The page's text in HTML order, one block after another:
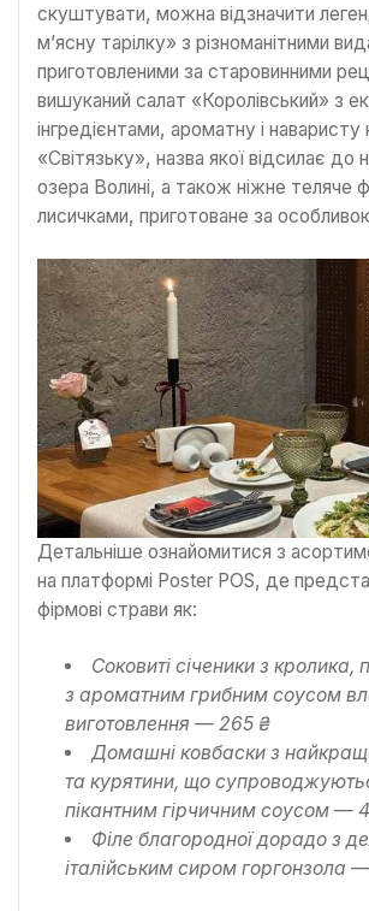
скуштувати, можна відзначити
м’ясну тарілку» з різноманітними
приготовленими за старовинними
вишуканий салат «Королівський» з
інгредієнтами, ароматну і
«Світязьку», назва якої відсилає до
озера Волині, а також ніжне теляче
лисичками, приготоване за
Детальніше ознайомитися з
на платформі Poster POS, де
фірмові страви як:
Соковиті січеники з кролика,
з ароматним грибним соусом
виготовлення — 265 ₴
Домашні ковбаски з
та курятини, що
пікантним гірчичним соусом —
Філе благородної дорадо з
італійським сиром горгонзола